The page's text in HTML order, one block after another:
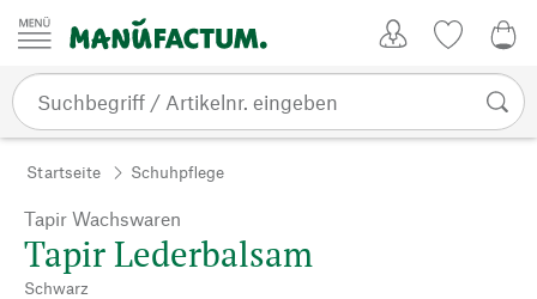
Zum Inhalt springen
Startseite Schuhpflege
Tapir Wachswaren
Tapir Lederbalsam
Schwarz